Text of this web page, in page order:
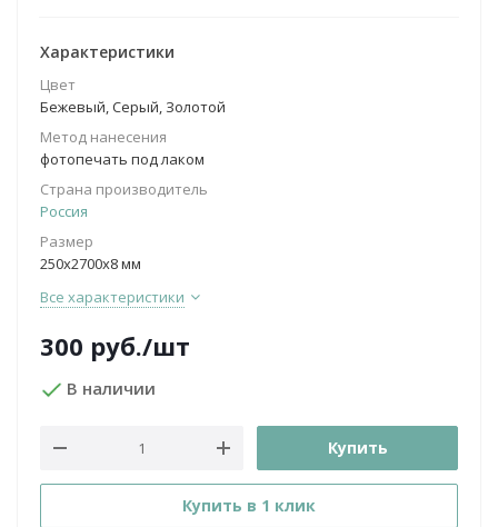
Характеристики
Цвет
Бежевый, Серый, Золотой
Метод нанесения
фотопечать под лаком
Страна производитель
Россия
Размер
250х2700х8 мм
Все характеристики
300 руб./шт
В наличии
Купить
Купить в 1 клик